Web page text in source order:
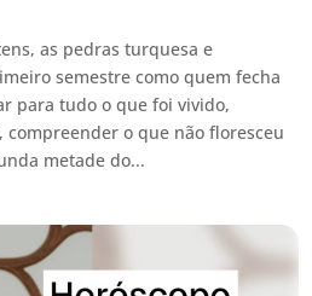
as pedras turquesa e
semestre como quem fecha
para tudo o que foi vivido,
o que não floresceu
metade do...